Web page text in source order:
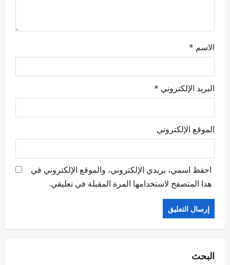
الاسم *
البريد الإلكتروني *
الموقع الإلكتروني
احفظ اسمي، بريدي الإلكتروني، والموقع الإلكتروني في
هذا المتصفح لاستخدامها المرة المقبلة في تعليقي.
البحث